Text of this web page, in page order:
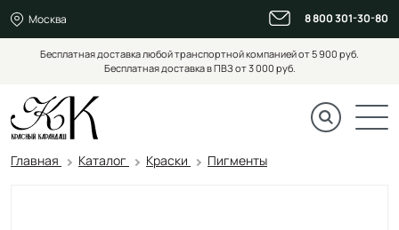
Москва 8 800 301-30-80
Бесплатная доставка любой транспортной компанией от 5 900 руб.
Бесплатная доставка в ПВЗ от 3 000 руб.
Главная Каталог Краски Пигменты